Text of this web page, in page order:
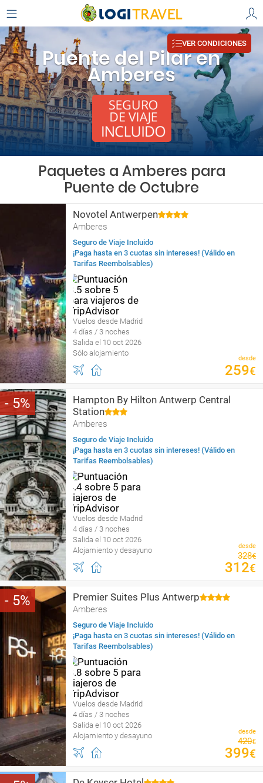
Puente del Pilar en
Amberes
VER CONDICIONES
Paquetes a Amberes para
Puente de Octubre
Novotel Antwerpen
Amberes
Seguro de Viaje Incluido
¡Paga hasta en 3 cuotas sin intereses! (Válido en
Tarifas Reembolsables)
Vuelos desde Madrid
4 días / 3 noches
Salida el 10 oct 2026
Sólo alojamiento
desde
259€
5
Hampton By Hilton Antwerp Central
Station
Amberes
Seguro de Viaje Incluido
¡Paga hasta en 3 cuotas sin intereses! (Válido en
Tarifas Reembolsables)
Vuelos desde Madrid
4 días / 3 noches
Salida el 10 oct 2026
Alojamiento y desayuno
desde
328€
312€
5 Premier Suites Plus Antwerp
Amberes
Seguro de Viaje Incluido
¡Paga hasta en 3 cuotas sin intereses! (Válido en
Tarifas Reembolsables)
Vuelos desde Madrid
4 días / 3 noches
Salida el 10 oct 2026
Alojamiento y desayuno
desde
420€
399€